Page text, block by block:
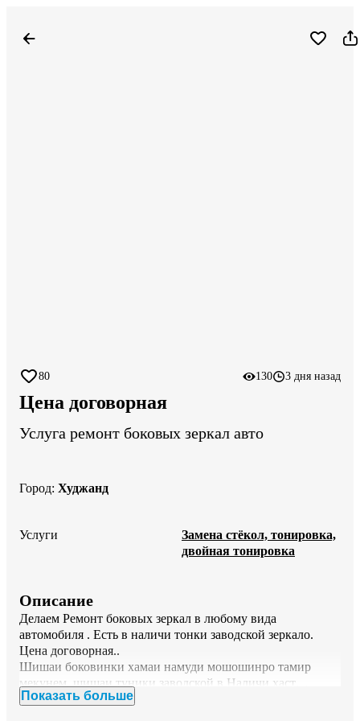
80 130 3 дня назад
Цена договорная
Услуга ремонт боковых зеркал авто
Город: Худжанд
Услуги
Замена стёкол, тонировка,
двойная тонировка
Описание
Делаем Ремонт боковых зеркал в любому вида
автомобиля . Есть в наличи тонки заводской зеркало.
Цена договорная..
Шишаи боковинки хамаи намуди мошошинро тамир
мекунем, шишаи туники заводской в Наличи хаст…
Показать больше